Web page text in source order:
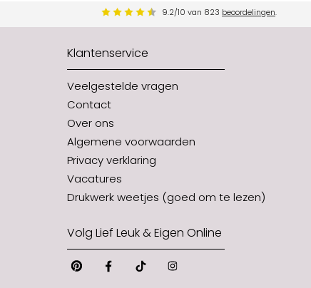
9.2/10 van 823 beoordelingen.
Klantenservice
Veelgestelde vragen
Contact
Over ons
Algemene voorwaarden
Privacy verklaring
Vacatures
Drukwerk weetjes (goed om te lezen)
Volg Lief Leuk & Eigen Online
PinterestFacebook
Tiktok